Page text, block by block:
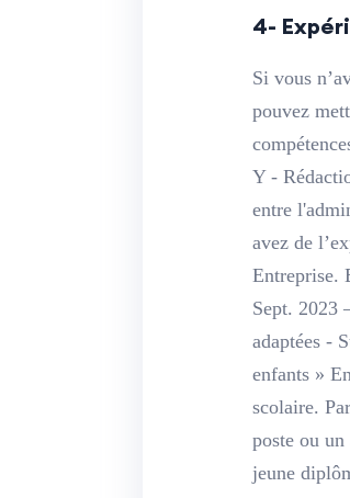
4-
Si vous
pouvez
Y -
entre
avez de
Entreprise.
Sept. 2023
adaptées -
enfants »
scolaire.
poste ou
jeune